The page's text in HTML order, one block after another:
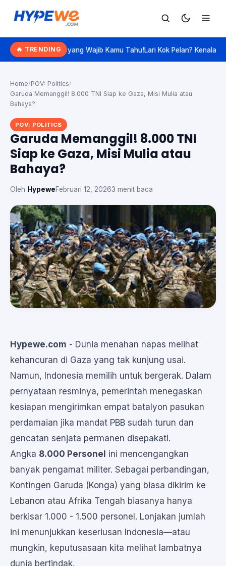
Hypewe.com - Curated Hype. Real Talk.
Cari artikel
🔥 TRENDING
yang Wajib Kamu Tahu!Lari Kok Pelan? Kenalan Sama 'Slow
Home/POV: Politics/
Garuda Memanggil! 8.000 TNI Siap ke Gaza, Misi Mulia atau
Bahaya?
POV: POLITICS
Garuda Memanggil! 8.000 TNI
Siap ke Gaza, Misi Mulia atau
Bahaya?
Oleh HypeweFebruari 12, 20263 menit baca
Hypewe.com - Dunia menahan napas melihat
kehancuran di Gaza yang tak kunjung usai.
Namun, Indonesia memilih untuk bergerak. Dalam
pernyataan resminya, pemerintah menegaskan
kesiapan mengirimkan empat batalyon pasukan
perdamaian jika mandat PBB sudah turun dan
gencatan senjata permanen disepakati.
Angka 8.000 Personel ini mencengangkan
banyak pengamat militer. Sebagai perbandingan,
Kontingen Garuda (Konga) yang biasa dikirim ke
Lebanon atau Afrika Tengah biasanya hanya
berkisar 1.000 - 1.500 personel. Lonjakan jumlah
ini menunjukkan keseriusan Indonesia—atau
mungkin, keputusasaan kita melihat lambatnya
dunia bertindak.